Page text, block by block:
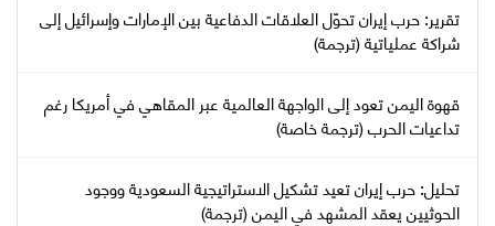
تقرير: حرب إيران تحوّل العلاقات الدفاعية بين الإمارات وإسرائيل إلى
شراكة عملياتية (ترجمة)
قهوة اليمن تعود إلى الواجهة العالمية عبر المقاهي في أمريكا رغم
تداعيات الحرب (ترجمة خاصة)
تحليل: حرب إيران تعيد تشكيل الاستراتيجية السعودية ووجود
الحوثيين يعقد المشهد في اليمن (ترجمة)